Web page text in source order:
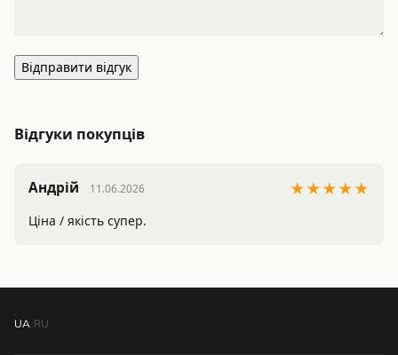
Відправити відгук
Відгуки покупців
Андрій 11.06.2026 ★★★★★
Ціна / якість супер.
UA RU